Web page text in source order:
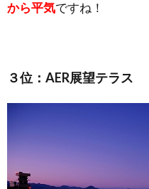
から平気ですね！
３位：AER展望テラス